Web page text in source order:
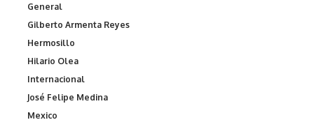
General
Gilberto Armenta Reyes
Hermosillo
Hilario Olea
Internacional
José Felipe Medina
Mexico